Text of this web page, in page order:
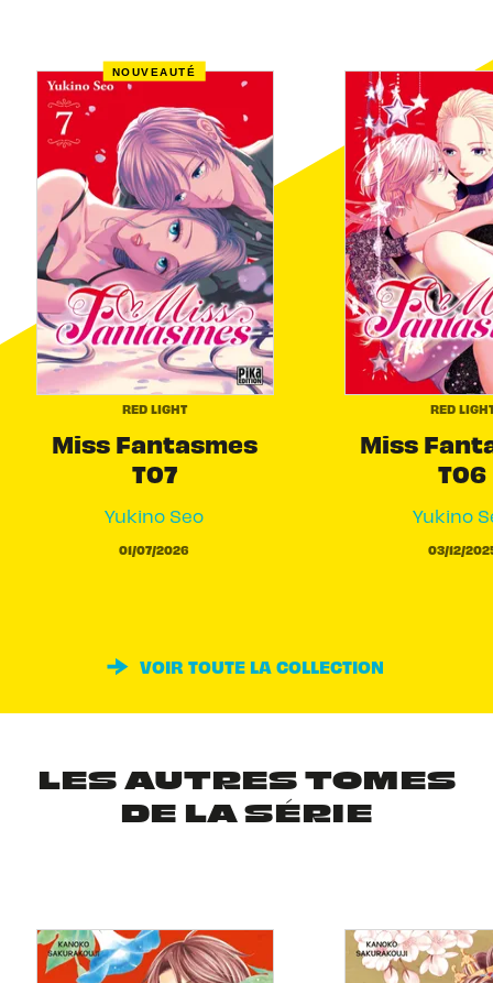
NOUVEAUTÉ
RED LIGHT
Miss Fantasmes
T07
Yukino Seo
01/07/2026
RED
Miss
T06
Yukino
03/12/
VOIR TOUTE LA COLLECTION
LES AUTRES TOMES
DE LA SÉRIE